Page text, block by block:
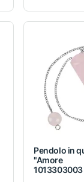
Pendolo in
"Amore
1013303003